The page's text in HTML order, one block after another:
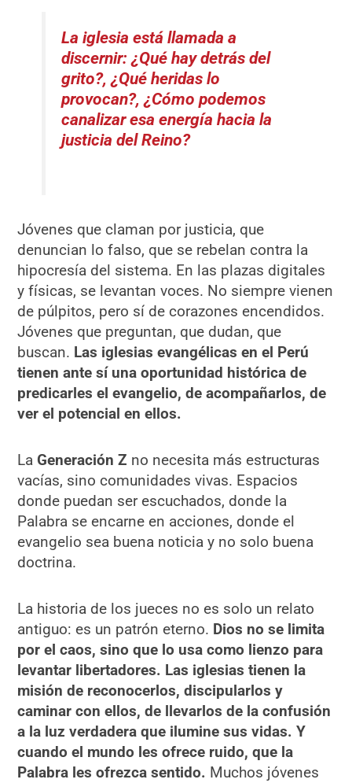
La iglesia está llamada a
discernir: ¿Qué hay detrás del
grito?, ¿Qué heridas lo
provocan?, ¿Cómo podemos
canalizar esa energía hacia la
justicia del Reino?
Jóvenes que claman por justicia, que
denuncian lo falso, que se rebelan contra la
hipocresía del sistema. En las plazas digitales
y físicas, se levantan voces. No siempre vienen
de púlpitos, pero sí de corazones encendidos.
Jóvenes que preguntan, que dudan, que
buscan. Las iglesias evangélicas en el Perú
tienen ante sí una oportunidad histórica de
predicarles el evangelio, de acompañarlos, de
ver el potencial en ellos.
La Generación Z no necesita más estructuras
vacías, sino comunidades vivas. Espacios
donde puedan ser escuchados, donde la
Palabra se encarne en acciones, donde el
evangelio sea buena noticia y no solo buena
doctrina.
La historia de los jueces no es solo un relato
antiguo: es un patrón eterno. Dios no se limita
por el caos, sino que lo usa como lienzo para
levantar libertadores. Las iglesias tienen la
misión de reconocerlos, discipularlos y
caminar con ellos, de llevarlos de la confusión
a la luz verdadera que ilumine sus vidas. Y
cuando el mundo les ofrece ruido, que la
Palabra les ofrezca sentido. Muchos jóvenes